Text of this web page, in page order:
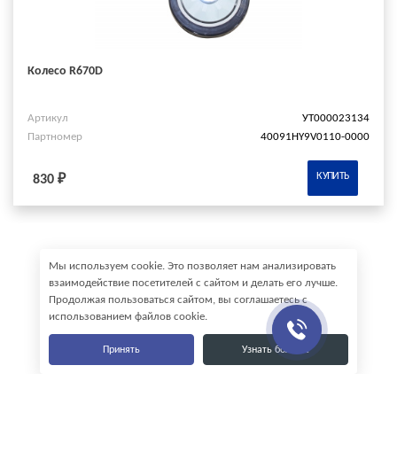
Колесо R670D
Артикул
УТ000023134
Партномер
40091HY9V0110-0000
830 ₽ КУПИТЬ
Мы используем cookie. Это позволяет нам анализировать
взаимодействие посетителей с сайтом и делать его лучше.
Продолжая пользоваться сайтом, вы соглашаетесь с
использованием файлов cookie.
Принять Узнать больше